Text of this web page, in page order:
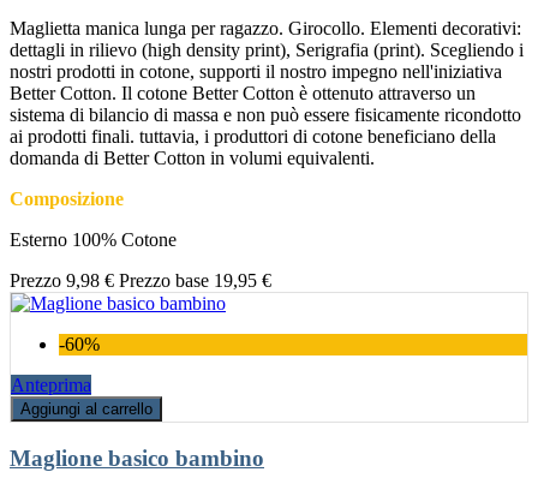
Maglietta manica lunga per ragazzo. Girocollo. Elementi decorativi:
dettagli in rilievo (high density print), Serigrafia (print). Scegliendo i
nostri prodotti in cotone, supporti il nostro impegno nell'iniziativa
Better Cotton. Il cotone Better Cotton è ottenuto attraverso un
sistema di bilancio di massa e non può essere fisicamente ricondotto
ai prodotti finali. tuttavia, i produttori di cotone beneficiano della
domanda di Better Cotton in volumi equivalenti.
Composizione
Esterno 100% Cotone
Prezzo 9,98 € Prezzo base 19,95 €
-60%
Anteprima
Aggiungi al carrello
Maglione basico bambino